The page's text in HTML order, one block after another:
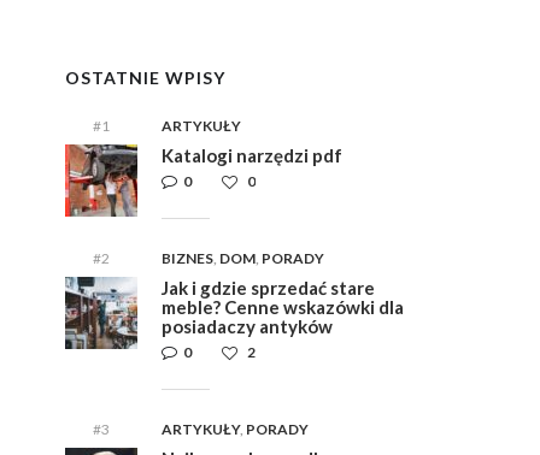
OSTATNIE WPISY
#1 ARTYKUŁY
Katalogi narzędzi pdf
0
0
#2 BIZNES, DOM, PORADY
Jak i gdzie sprzedać stare
meble? Cenne wskazówki dla
posiadaczy antyków
2
0
#3 ARTYKUŁY, PORADY